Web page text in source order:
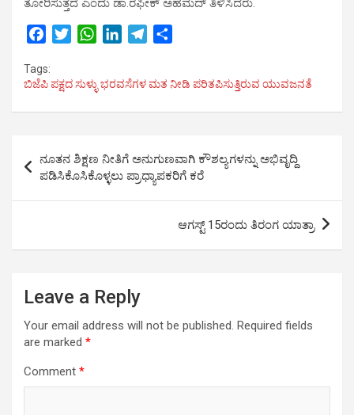
ತೋರಿಸುತ್ತದೆ ಎಂದು ಡಾ.ರಫೀಕ್ ಅಹಮದ್ ತಿಳಿಸಿದರು.
c
e
b
k
t
t
W
t
s
p
k
e
n
e
g
m
r
e
Tags:
ಬಿಜೆಪಿ ಪಕ್ಷದ ಸುಳ್ಳು ಭರವಸೆಗಳ ಮತ ನೀಡಿ ಪರಿತಪಿಸುತ್ತಿರುವ ಯುವಜನತೆ
navigation
ನೂತನ ಶಿಕ್ಷಣ ನೀತಿಗೆ ಅನುಗುಣವಾಗಿ ಕೌಶಲ್ಯಗಳನ್ನು ಅಭಿವೃದ್ದಿ
ಪಡಿಸಿಕೊಸಿಕೊಳ್ಳಲು ಪ್ರಾಧ್ಯಾಪಕರಿಗೆ ಕರೆ
ಆಗಸ್ಟ್ 15ರಂದು ತಿರಂಗ ಯಾತ್ರಾ
Leave a Reply
Your email address will not be published. Required fields
are marked *
Comment *